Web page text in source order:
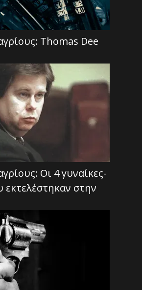
Thomas Dee
Οι 4 γυναίκες-
εκτελέστηκαν στην